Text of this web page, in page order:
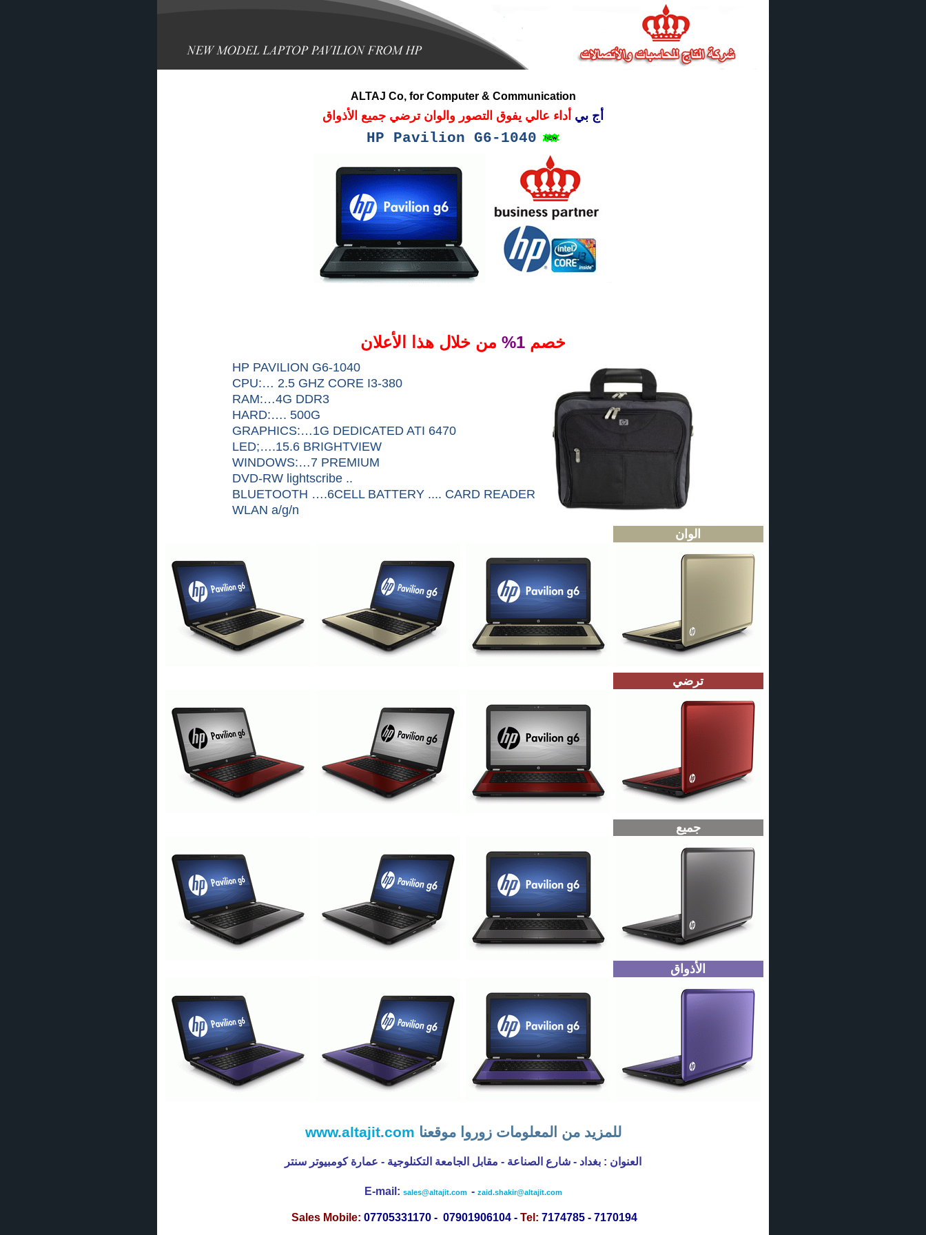
ALTAJ Co, for Computer & Communication
ج بي داء عالي يفوق التصور والوان ترضي جميع الأذواق
HP Pavilion G6-1040
خصم 1% من خلال هذا الأعلان
HP PAVILION G6-1040
CPU:… 2.5 GHZ CORE I3-380
RAM:…4G DDR3
HARD:…. 500G
GRAPHICS:…1G DEDICATED ATI 6470
LED;….15.6 BRIGHTVIEW
WINDOWS:…7 PREMIUM
DVD-RW lightscribe ..
BLUETOOTH ….6CELL BATTERY .... CARD READER
WLAN a/g/n
الوان
ترضي
جميع
الأذواق
www.altajit.com للمزيد من المعلومات زوروا موقعنا
العنوان : بغداد - شارع الصناعة - مقابل الجامعة التكنلوجية - عمارة كومبيوتر سنتر
E-mail: sales@altajit.com - zaid.shakir@altajit.com
Sales Mobile: 07705331170 - 07901906104 - Tel: 7174785 - 7170194